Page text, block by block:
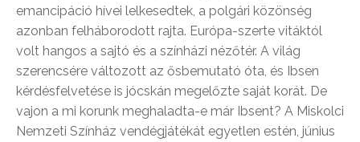
emancipáció hívei lelkesedtek, a polgári közönség
azonban felháborodott rajta. Európa-szerte vitáktól
volt hangos a sajtó és a színházi nézőtér. A világ
szerencsére változott az ősbemutató óta, és Ibsen
kérdésfelvetése is jócskán megelőzte saját korát. De
vajon a mi korunk meghaladta-e már Ibsent? A Miskolci
Nemzeti Színház vendégjátékát egyetlen estén, június